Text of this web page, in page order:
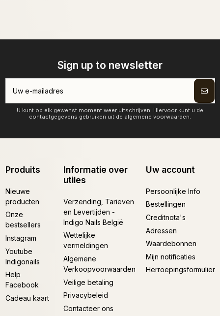
Sign up to newsletter
U kunt op elk gewenst moment weer uitschrijven. Hiervoor kunt u de
contactgegevens gebruiken uit de algemene voorwaarden.
Produits
Nieuwe
producten
Onze
bestsellers
Instagram
Youtube
Indigonails
Help
Facebook
Cadeau kaart
Informatie over
utiles
Verzending, Tarieven
en Levertijden -
Indigo Nails België
Wettelijke
vermeldingen
Algemene
Verkoopvoorwaarden
Veilige betaling
Privacybeleid
Contacteer ons
Uw account
Persoonlijke Info
Bestellingen
Creditnota's
Adressen
Waardebonnen
Mijn notificaties
Herroepingsformulier